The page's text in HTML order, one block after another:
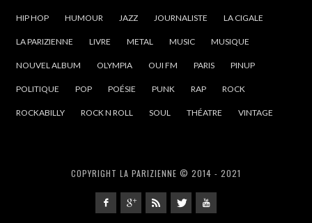
HIP HOP HUMOUR JAZZ JOURNALISTE LA CIGALE
LA PARIZIENNE LIVRE METAL MUSIC MUSIQUE
NOUVEL ALBUM OLYMPIA OUI FM PARIS PINUP
POLITIQUE POP POÉSIE PUNK RAP ROCK
ROCKABILLY ROCK N ROLL SOUL THÉATRE VINTAGE
COPYRIGHT LA PARIZIENNE © 2014 - 2021